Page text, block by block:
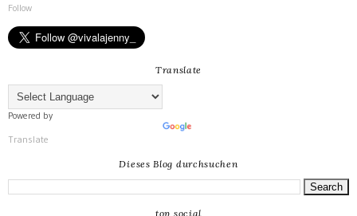
Follow
Translate
Powered by
Translate
Dieses Blog durchsuchen
top social